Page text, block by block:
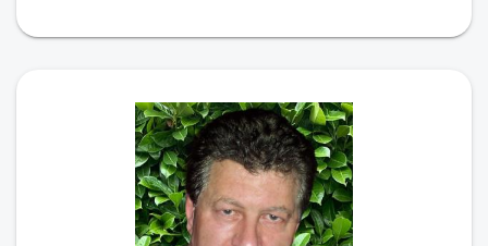
et sérieux je recherche une femme pour une relation